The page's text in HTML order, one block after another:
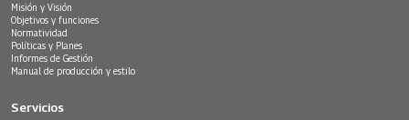
Misión y Visión
Objetivos y funciones
Normatividad
Políticas y Planes
Informes de Gestión
Manual de producción y estilo
Servicios